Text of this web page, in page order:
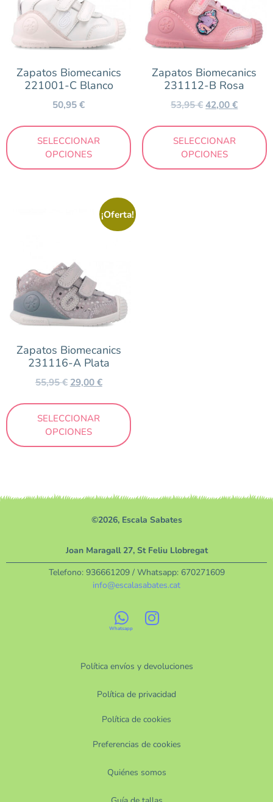
Zapatos Biomecanics
221001-C Blanco
50,95€
SELECCIONAR
OPCIONES
Zapatos Biomecanics
231112-B Rosa
53,95€ 42,00€
SELECCIONAR
OPCIONES
¡Oferta!
Zapatos Biomecanics
231116-A Plata
55,95€ 29,00€
SELECCIONAR
OPCIONES
©2026, Escala Sabates
Política envíos y devoluciones
Política de privacidad
Política de cookies
Preferencias de cookies
Quiénes somos
Joan Maragall 27, St Feliu Llobregat
Telefono: 936661209/ Whatsapp: 670271609
info@escalasabates.cat